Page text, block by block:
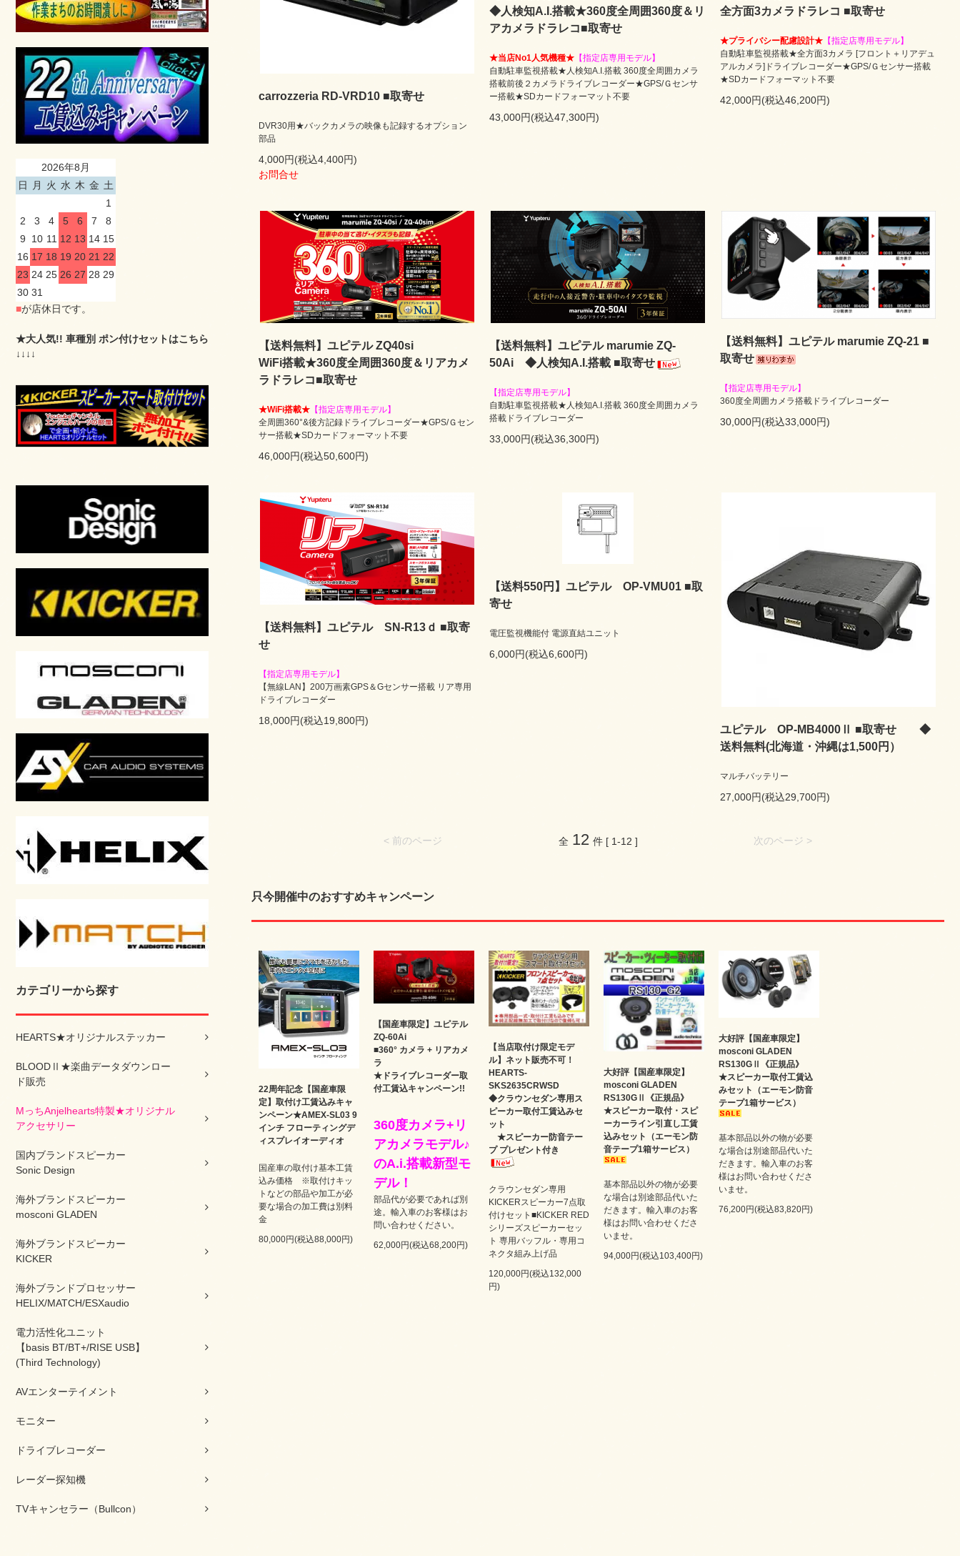
2026年8月
日
月 火 水 木 金 土
1
2
3 4 5 6 7
8
9
10 11 12 13 14 15
16 17 18 19 20 21 22
23 24 25 26 27 28 29
30 31
■が店休日です。
★大人気!! 車種別 ポン付けセットはこちら
↓↓↓↓
カテゴリーから探す
HEARTS★オリジナルステッカー
BLOODⅡ★楽曲データダウンロー
ド販売
MっちAnjelhearts特製★オリジナル
アクセサリー
国内ブランドスピーカー
Sonic Design
海外ブランドスピーカー
mosconi GLADEN
海外ブランドスピーカー
KICKER
海外ブランドプロセッサー
HELIX/MATCH/ESXaudio
電力活性化ユニット
【basis BT/BT+/RISE USB】
(Third Technology)
AVエンターテイメント
モニター
ドライブレコーダー
レーダー探知機
TVキャンセラー（Bullcon）
carrozzeria RD-VRD10 ■取寄せ
DVR30用★バックカメラの映像も記録するオプション
部品
4,000円(税込4,400円)
お問合せ
◆人検知A.I.搭載★360度全周囲360度＆リ
アカメラドラレコ■取寄せ
★当店No1人気機種★ 【指定店専用モデル】
自動駐車監視搭載★人検知A.I.搭載 360度全周囲カメラ
搭載前後２カメラドライブレコーダー★GPS/Ｇセンサ
ー搭載★SDカードフォーマット不要
43,000円(税込47,300円)
全方面3カメラドラレコ ■取寄せ
★プライバシー配慮設計★ 【指定店専用モデル】
自動駐車監視搭載★全方面3カメラ [フロント＋リアデュ
アルカメラ]ドライブレコーダー★GPS/Ｇセンサー搭載
★SDカードフォーマット不要
42,000円(税込46,200円)
【送料無料】ユピテル ZQ40si
WiFi搭載★360度全周囲360度＆リアカメ
ラドラレコ■取寄せ
★WiFi搭載★ 【指定店専用モデル】
全周囲360°&後方記録ドライブレコーダー★GPS/Ｇセン
サー搭載★SDカードフォーマット不要
46,000円(税込50,600円)
【送料無料】ユピテル marumie ZQ-
50Ai ◆人検知A.I.搭載 ■取寄せ
【指定店専用モデル】
自動駐車監視搭載★人検知A.I.搭載 360度全周囲カメラ
搭載ドライブレコーダー
33,000円(税込36,300円)
【送料無料】ユピテル marumie ZQ-21 ■
取寄せ
【指定店専用モデル】
360度全周囲カメラ搭載ドライブレコーダー
30,000円(税込33,000円)
【送料無料】ユピテル SN-R13ｄ ■取寄
せ
【指定店専用モデル】
【無線LAN】200万画素GPS＆Gセンサー搭載 リア専用
ドライブレコーダー
18,000円(税込19,800円)
【送料550円】ユピテル OP-VMU01 ■取
寄せ
電圧監視機能付 電源直結ユニット
6,000円(税込6,600円)
ユピテル OP-MB4000Ⅱ ■取寄せ ◆
送料無料(北海道・沖縄は1,500円）
マルチバッテリー
27,000円(税込29,700円)
< 前のページ 次のページ >
全 12 件 [ 1-12 ]
只今開催中のおすすめキャンペーン
22周年記念【国産車限
定】取付け工賃込みキャ
ンペーン★AMEX-SL03 9
インチ フローティングデ
ィスプレイオーディオ
国産車の取付け基本工賃
込み価格 ※取付けキッ
トなどの部品や加工が必
要な場合の加工費は別料
金
80,000円(税込88,000円)
【国産車限定】ユピテル
ZQ-60Ai
■360° カメラ + リアカメ
ラ
★ドライブレコーダー取
付工賃込キャンペーン!!
360度カメラ+リ
アカメラモデル♪
のA.i.搭載新型モ
デル！
部品代が必要であれば別
途。輸入車のお客様はお
問い合わせください。
62,000円(税込68,200円)
【当店取付け限定モデ
ル】ネット販売不可！
HEARTS-
SKS2635CRWSD
◆クラウンセダン専用ス
ピーカー取付工賃込みセ
ット
★スピーカー防音テー
プ プレゼント付き
クラウンセダン専用
KICKERスピーカー7点取
付けセット■KICKER RED
シリーズスピーカーセッ
ト 専用バッフル・専用コ
ネクタ組み上げ品
120,000円(税込132,000
円)
大好評【国産車限定】
mosconi GLADEN
RS130GⅡ《正規品》
★スピーカー取付・スピ
ーカーライン引直し工賃
込みセット（エーモン防
音テープ1箱サービス）
基本部品以外の物が必要
な場合は別途部品代いた
だきます。輸入車のお客
様はお問い合わせくださ
いませ。
94,000円(税込103,400円)
大好評【国産車限定】
mosconi GLADEN
RS130GⅡ《正規品》
★スピーカー取付工賃込
みセット（エーモン防音
テープ1箱サービス）
基本部品以外の物が必要
な場合は別途部品代いた
だきます。輸入車のお客
様はお問い合わせくださ
いませ。
76,200円(税込83,820円)